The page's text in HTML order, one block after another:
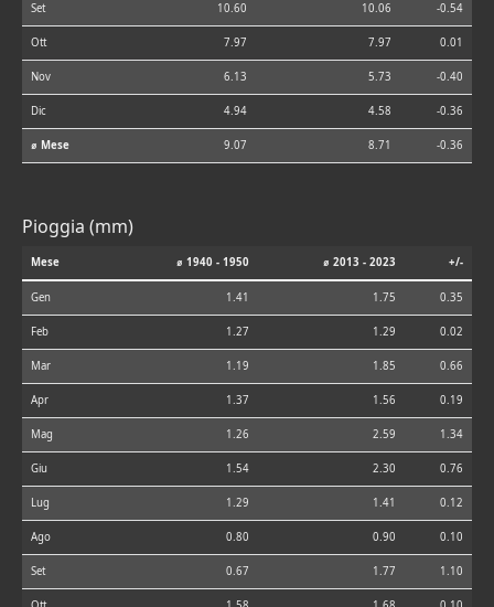
Set 10.60 10.06 -0.54
Ott 7.97 7.97 0.01
Nov 6.13 5.73 -0.40
Dic 4.94 4.58 -0.36
⌀ Mese 9.07 8.71 -0.36
Pioggia (mm)
Mese ⌀ 1940 - 1950 ⌀ 2013 - 2023 +/-
Gen 1.41 1.75 0.35
Feb 1.27 1.29 0.02
Mar 1.19 1.85 0.66
Apr 1.37 1.56 0.19
Mag 1.26 2.59 1.34
Giu 1.54 2.30 0.76
Lug 1.29 1.41 0.12
Ago 0.80 0.90 0.10
Set 0.67 1.77 1.10